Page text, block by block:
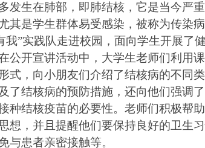
发生在肺部，即肺结核，它是当今严
其是学生群体易受感染，被称为传染病
我”实践队走进校园，面向学生开展了
公开宣讲活动中，大学生老师们利用
式，向小朋友们介绍了结核病的不同
了结核病的预防措施，还向他们强调了
种结核疫苗的必要性。老师们积极帮
想，并且提醒他们要保持良好的卫生
与患者亲密接触等。